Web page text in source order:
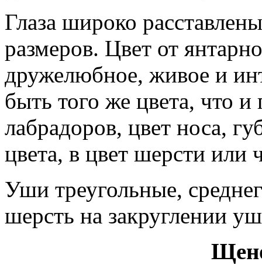
Глаза широко
размеров. Цвет от
дружелюбное, живое и
быть того же цвета, что
лабрадоров, цвет носа,
цвета, в цвет шерсти или
Уши треугольные,
шерсть на закруглении